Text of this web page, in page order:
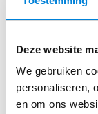
Deze website
We gebruiken
personaliseren,
en om ons
Wat
Je hebt
Vul je